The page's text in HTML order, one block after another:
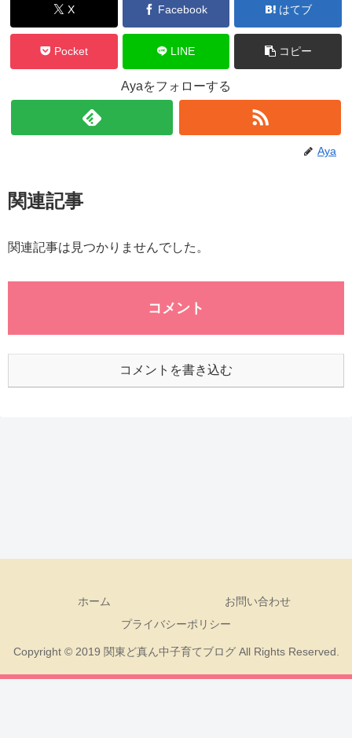
X Facebook はてブ
Pocket LINE コピー
Ayaをフォローする
Aya
関連記事
関連記事は見つかりませんでした。
コメント
コメントを書き込む
ホーム
お問い合わせ
プライバシーポリシー
Copyright © 2019 関東ど真ん中子育てブログ All Rights Reserved.